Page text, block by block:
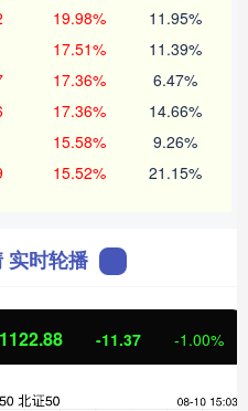
19.98% 11.95%
17.51% 11.39%
17.36% 6.47%
17.36% 14.66%
15.58% 9.26%
15.52% 21.15%
实时轮播
-11.37 -1.00%